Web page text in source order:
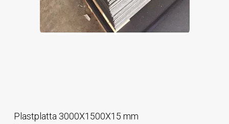
Plastplatta 3000X1500X15 mm